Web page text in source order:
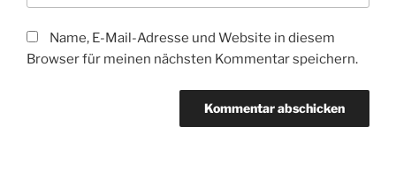
Name, E-Mail-Adresse und Website in diesem
Browser für meinen nächsten Kommentar speichern.